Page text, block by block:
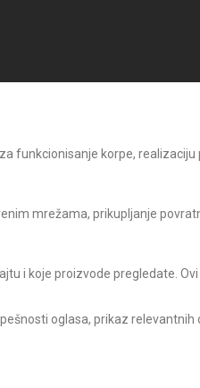
funkcionisanje korpe,
mrežama, prikupljanje
i koje proizvode pregledate.
oglasa, prikaz